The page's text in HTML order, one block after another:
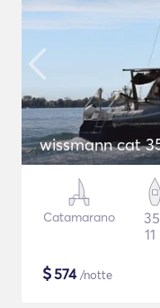
wissmann cat
Catamarano
$574/notte